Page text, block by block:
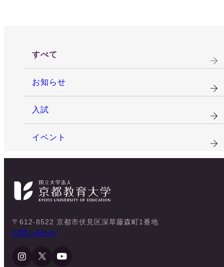
すべて
お知らせ
入試
イベント
〒612-8522 京都市伏見区深草藤森町1番地
お問い合わせ